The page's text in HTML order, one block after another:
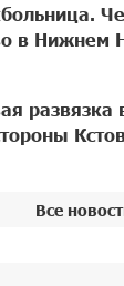
в Нижнем
Все